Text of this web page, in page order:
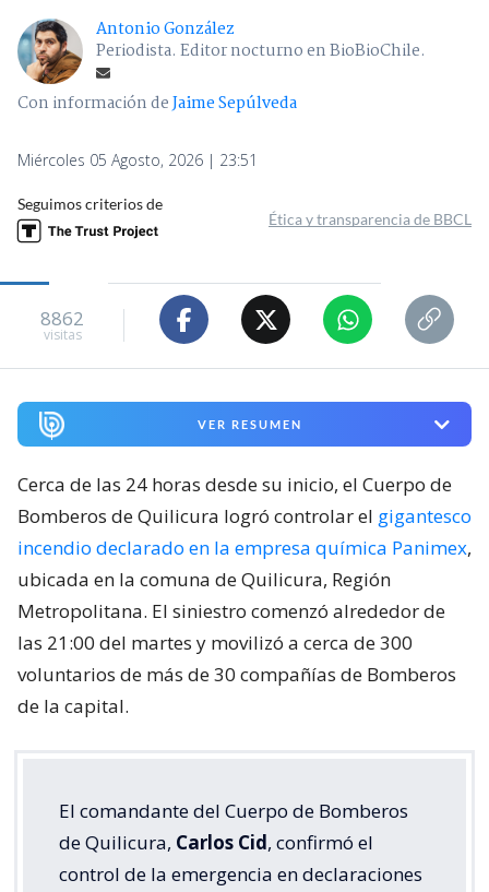
Antonio González
Periodista. Editor nocturno en BioBioChile.
Con información deJaime Sepúlveda
Miércoles 05 Agosto, 2026 | 23:51
Seguimos criterios de
Ética y transparencia de BBCL
8862
visitas
VER RESUMEN
Cerca de las 24 horas desde su inicio, el Cuerpo de
Bomberos de Quilicura logró controlar el gigantesco
incendio declarado en la empresa química Panimex,
ubicada en la comuna de Quilicura, Región
Metropolitana. El siniestro comenzó alrededor de
las 21:00 del martes y movilizó a cerca de 300
voluntarios de más de 30 compañías de Bomberos
de la capital.
El comandante del Cuerpo de Bomberos
de Quilicura, Carlos Cid, confirmó el
control de la emergencia en declaraciones